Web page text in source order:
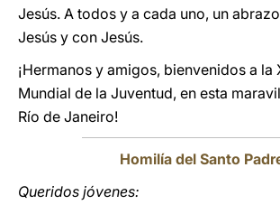
Jesús. A todos y a cada uno, un
Jesús y con Jesús.
¡Hermanos y amigos, bienvenidos a la
Mundial de la Juventud, en esta
Río de Janeiro!
Homilía del Santo
Queridos jóvenes: